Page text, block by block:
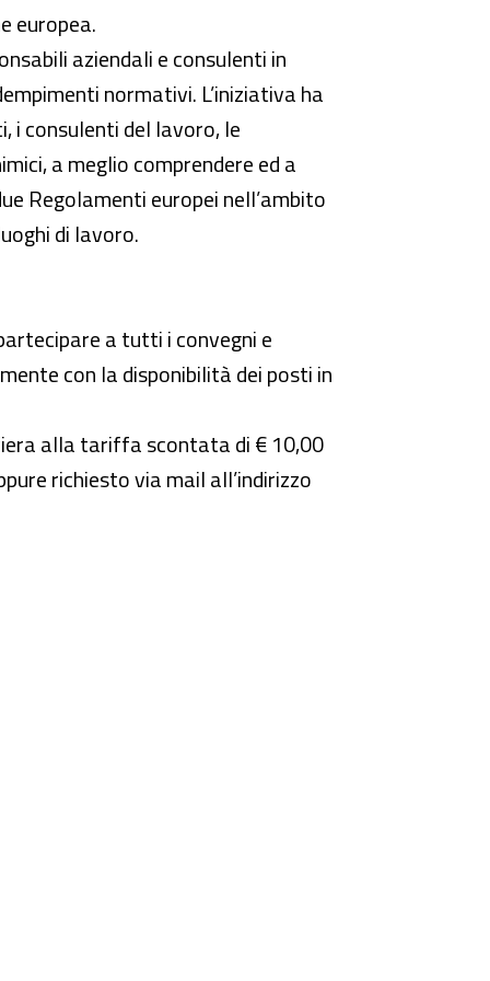
europea.
aziendali e consulenti in
normativi. L’iniziativa ha
i consulenti del lavoro, le
a meglio comprendere ed a
Regolamenti europei nell’ambito
di lavoro.
a tutti i convegni e
con la disponibilità dei posti in
alla tariffa scontata di € 10,00
richiesto via mail all’indirizzo